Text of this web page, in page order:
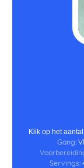
Klik op het
Gang:
Servings: